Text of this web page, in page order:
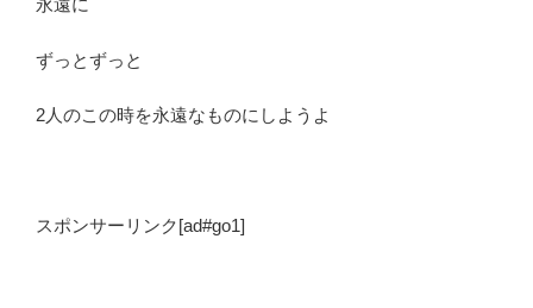
永遠に
ずっとずっと
2人のこの時を永遠なものにしようよ
スポンサーリンク[ad#go1]